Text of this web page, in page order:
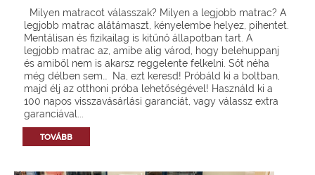
Milyen matracot válasszak? Milyen a legjobb matrac? A
legjobb matrac alátámaszt, kényelembe helyez, pihentet.
Mentálisan és fizikailag is kitűnő állapotban tart. A
legjobb matrac az, amibe alig várod, hogy belehuppanj
és amiből nem is akarsz reggelente felkelni. Sőt néha
még délben sem… Na, ezt keresd! Próbáld ki a boltban,
majd élj az otthoni próba lehetőségével! Használd ki a
100 napos visszavásárlási garanciát, vagy válassz extra
garanciával...
TOVÁBB